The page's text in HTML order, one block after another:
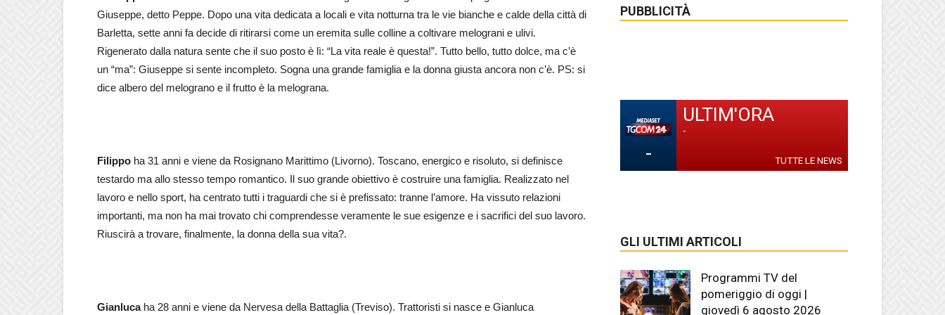
Giuseppe, detto Peppe. Dopo una vita dedicata a locali e vita notturna tra le vie bianche e calde della città di
Barletta, sette anni fa decide di ritirarsi come un eremita sulle colline a coltivare melograni e ulivi.
Rigenerato dalla natura sente che il suo posto è lì: “La vita reale è questa!”. Tutto bello, tutto dolce, ma c’è
un “ma”: Giuseppe si sente incompleto. Sogna una grande famiglia e la donna giusta ancora non c’è. PS: si
dice albero del melograno e il frutto è la melograna.
Filippo ha 31 anni e viene da Rosignano Marittimo (Livorno). Toscano, energico e risoluto, si definisce
testardo ma allo stesso tempo romantico. Il suo grande obiettivo è costruire una famiglia. Realizzato nel
lavoro e nello sport, ha centrato tutti i traguardi che si è prefissato: tranne l’amore. Ha vissuto relazioni
importanti, ma non ha mai trovato chi comprendesse veramente le sue esigenze e i sacrifici del suo lavoro.
Riuscirà a trovare, finalmente, la donna della sua vita?.
Gianlucaha 28 anni e viene da Nervesa della Battaglia (Treviso). Trattoristi si nasce e Gianluca
PUBBLICITÀ
-
ULTIM'ORA
-
TUTTE LE NEWS
GLI ULTIMI ARTICOLI
Programmi TV del
pomeriggio di oggi |
giovedì 6 agosto 2026